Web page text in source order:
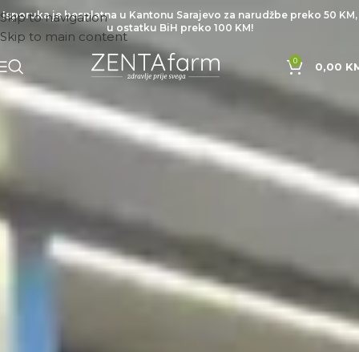
Skip to navigation
Skip to main content
Isporuka je besplatna u Kantonu Sarajevo za narudžbe preko 50 KM,
u ostatku BiH preko 100 KM!
0 0,00